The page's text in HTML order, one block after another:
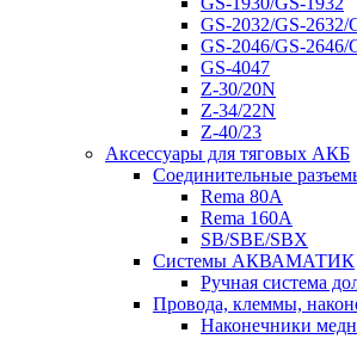
GS-2032/GS-2632/
GS-2046/GS-2646/
GS-4047
Z-30/20N
Z-34/22N
Z-40/23
Аксессуары для тяговых АКБ
Соединительные
Rema 80A
Rema 160A
SB/SBE/SBX
Системы АКВАМАТИК
Ручная система
Провода, клеммы,
Наконечники